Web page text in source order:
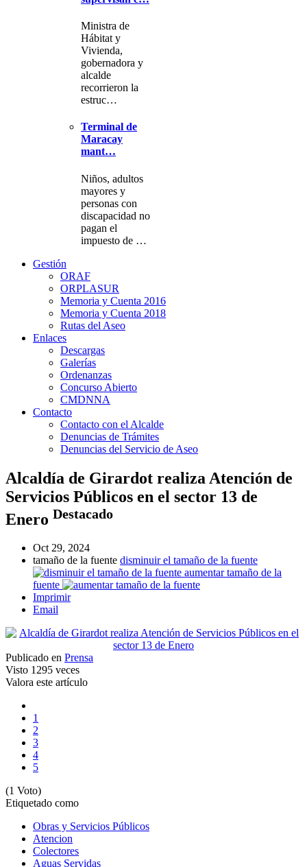
Ministra de
Hábitat y
Vivienda,
gobernadora y
alcalde
recorrieron la
estruc…
Terminal de
Maracay
mant…
Niños, adultos
mayores y
personas con
discapacidad no
pagan el
impuesto de …
Gestión
ORAF
ORPLASUR
Memoria y Cuenta 2016
Memoria y Cuenta 2018
Rutas del Aseo
Enlaces
Descargas
Galerías
Ordenanzas
Concurso Abierto
CMDNNA
Contacto
Contacto con el Alcalde
Denuncias de Trámites
Denuncias del Servicio de Aseo
Alcaldía de Girardot realiza Atención de
Servicios Públicos en el sector 13 de
Enero Destacado
Oct 29, 2024
tamaño de la fuente disminuir el tamaño de la fuente
aumentar tamaño de la
fuente
Imprimir
Email
Publicado en Prensa
Visto 1295 veces
Valora este artículo
1
2
3
4
5
(1 Voto)
Etiquetado como
Obras y Servicios Públicos
Atencion
Colectores
Aguas Servidas